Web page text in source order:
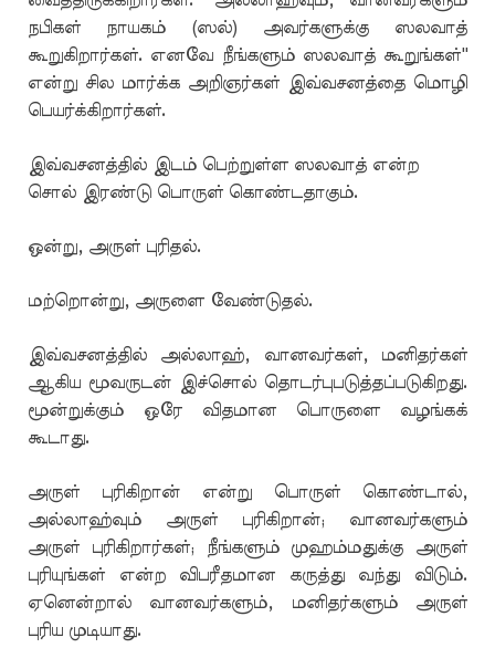
நபிகள் நாயகம் (ஸல்) அவர்களுக்கு ஸலவாத்
கூறுகிறார்கள். எனவே நீங்களும் ஸலவாத் கூறுங்கள்''
என்று சில மார்க்க அறிஞர்கள் இவ்வசனத்தை மொழி
பெயர்க்கிறார்கள்.
இவ்வசனத்தில் இடம் பெற்றுள்ள ஸலவாத் என்ற
சொல் இரண்டு பொருள் கொண்டதாகும்.
ஒன்று, அருள் புரிதல்.
மற்றொன்று, அருளை வேண்டுதல்.
இவ்வசனத்தில் அல்லாஹ், வானவர்கள், மனிதர்கள்
ஆகிய மூவருடன் இச்சொல் தொடர்புபடுத்தப்படுகிறது.
மூன்றுக்கும் ஒரே விதமான பொருளை வழங்கக்
கூடாது.
அருள் புரிகிறான் என்று பொருள் கொண்டால்,
அல்லாஹ்வும் அருள் புரிகிறான்; வானவர்களும்
அருள் புரிகிறார்கள்; நீங்களும் முஹம்மதுக்கு அருள்
புரியுங்கள் என்ற விபரீதமான கருத்து வந்து விடும்.
ஏனென்றால் வானவர்களும், மனிதர்களும் அருள்
புரிய முடியாது.